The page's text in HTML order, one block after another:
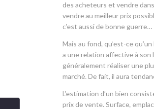
des acheteurs et vendre
vendre au meilleur prix
c’est aussi de bonne guerre…
Mais au fond, qu’est-ce
a une relation affective à son
généralement réaliser une
marché. De fait, il aura
L’estimation d’un bien
prix de vente. Surface,